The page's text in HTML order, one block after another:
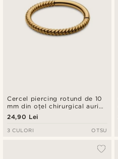
Cercel piercing rotund de 10
mm din oțel chirurgical auriu
răsucit
24,90 Lei
3 CULORI OTSU